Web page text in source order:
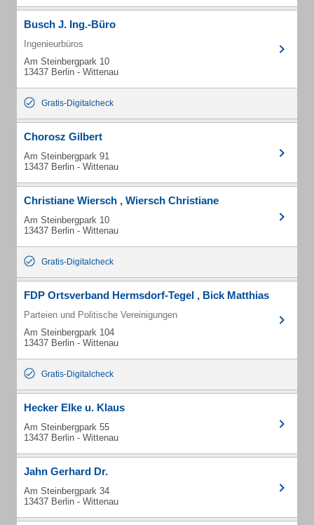
Busch J. Ing.-Büro
Ingenieurbüros
Am Steinbergpark 10
13437 Berlin - Wittenau
Gratis-Digitalcheck
Chorosz Gilbert
Am Steinbergpark 91
13437 Berlin - Wittenau
Christiane Wiersch , Wiersch Christiane
Am Steinbergpark 10
13437 Berlin - Wittenau
Gratis-Digitalcheck
FDP Ortsverband Hermsdorf-Tegel , Bick Matthias
Parteien und Politische Vereinigungen
Am Steinbergpark 104
13437 Berlin - Wittenau
Gratis-Digitalcheck
Hecker Elke u. Klaus
Am Steinbergpark 55
13437 Berlin - Wittenau
Jahn Gerhard Dr.
Am Steinbergpark 34
13437 Berlin - Wittenau